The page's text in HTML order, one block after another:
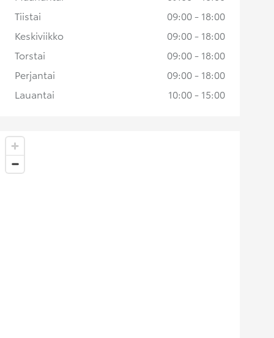
Tiistai
09:00 - 18:00
Keskiviikko
09:00 - 18:00
Torstai
09:00 - 18:00
Perjantai
09:00 - 18:00
Lauantai
10:00 - 15:00